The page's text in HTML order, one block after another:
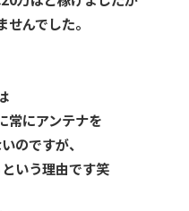
んでした。
常にアンテナを
のですが、
いう理由です笑